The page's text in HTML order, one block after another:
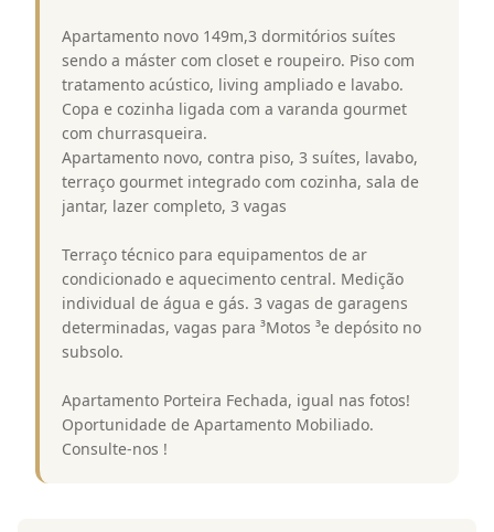
Apartamento novo 149m,3 dormitórios suítes
sendo a máster com closet e roupeiro. Piso com
tratamento acústico, living ampliado e lavabo.
Copa e cozinha ligada com a varanda gourmet
com churrasqueira.
Apartamento novo, contra piso, 3 suítes, lavabo,
terraço gourmet integrado com cozinha, sala de
jantar, lazer completo, 3 vagas
Terraço técnico para equipamentos de ar
condicionado e aquecimento central. Medição
individual de água e gás. 3 vagas de garagens
determinadas, vagas para ³Motos ³e depósito no
subsolo.
Apartamento Porteira Fechada, igual nas fotos!
Oportunidade de Apartamento Mobiliado.
Consulte-nos !